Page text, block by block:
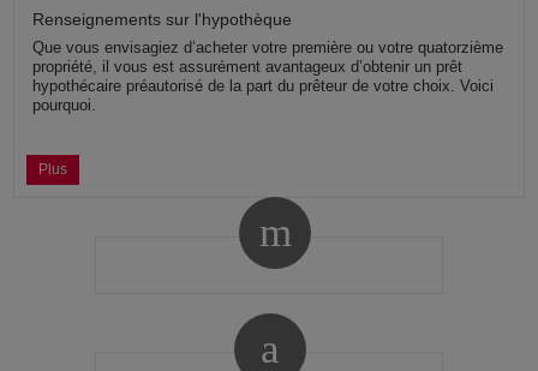
Renseignements sur l'hypothèque
Que vous envisagiez d’acheter votre première ou votre quatorzième
propriété, il vous est assurément avantageux d’obtenir un prêt
hypothécaire préautorisé de la part du prêteur de votre choix. Voici
pourquoi.
Plus